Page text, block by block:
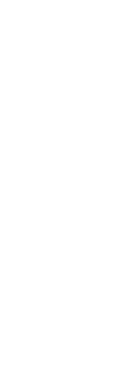
למען
שיש להם
פשוט
תורם
שהיא
שבה
לילה.
שואלת את
שלנו,